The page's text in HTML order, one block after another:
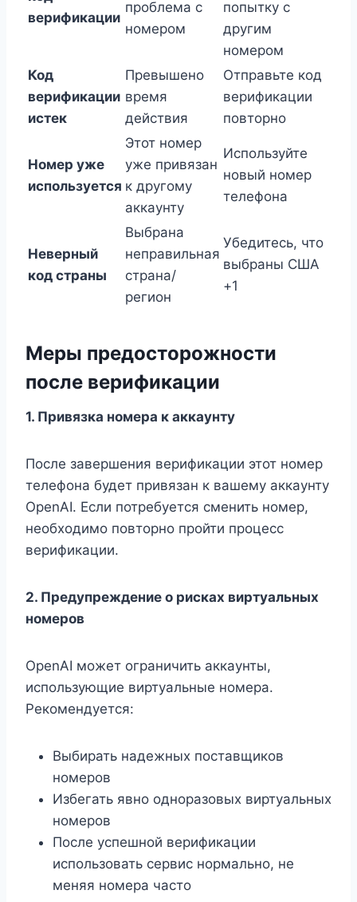
верификации
проблема с
номером
попытку с
другим
номером
Код
верификации
истек
Превышено
время
действия
Отправьте код
верификации
повторно
Номер уже
используется
Этот номер
уже привязан
к другому
аккаунту
Используйте
новый номер
телефона
Неверный
код страны
Выбрана
неправильная
страна/
регион
Убедитесь, что
выбраны США
+1
Меры предосторожности
после верификации
1. Привязка номера к аккаунту
После завершения верификации этот номер
телефона будет привязан к вашему аккаунту
OpenAI. Если потребуется сменить номер,
необходимо повторно пройти процесс
верификации.
2. Предупреждение о рисках виртуальных
номеров
OpenAI может ограничить аккаунты,
использующие виртуальные номера.
Рекомендуется:
Выбирать надежных поставщиков
номеров
Избегать явно одноразовых виртуальных
номеров
После успешной верификации
использовать сервис нормально, не
меняя номера часто